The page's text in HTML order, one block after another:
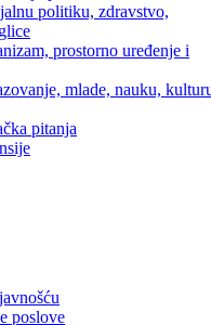
upravu i radne odnose
poslove
politiku, zdravstvo,
prostorno uređenje i
mlade, nauku,
pitanja